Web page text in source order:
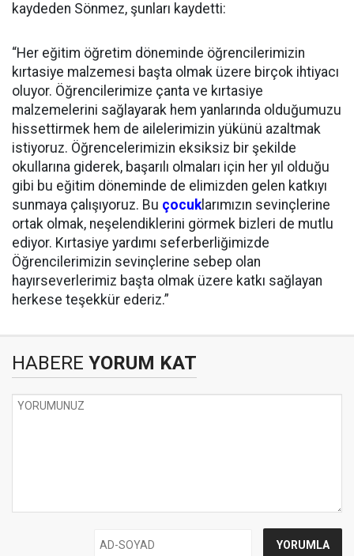
kaydeden Sönmez, şunları kaydetti:
“Her eğitim öğretim döneminde öğrencilerimizin
kırtasiye malzemesi başta olmak üzere birçok ihtiyacı
oluyor. Öğrencilerimize çanta ve kırtasiye
malzemelerini sağlayarak hem yanlarında olduğumuzu
hissettirmek hem de ailelerimizin yükünü azaltmak
istiyoruz. Öğrencelerimizin eksiksiz bir şekilde
okullarına giderek, başarılı olmaları için her yıl olduğu
gibi bu eğitim döneminde de elimizden gelen katkıyı
sunmaya çalışıyoruz. Bu çocuklarımızın sevinçlerine
ortak olmak, neşelendiklerini görmek bizleri de mutlu
ediyor. Kırtasiye yardımı seferberliğimizde
Öğrencilerimizin sevinçlerine sebep olan
hayırseverlerimiz başta olmak üzere katkı sağlayan
herkese teşekkür ederiz.”
HABERE YORUM KAT